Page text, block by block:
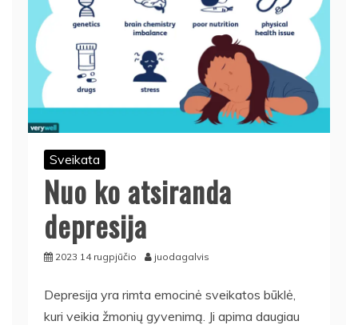
Sveikata
Nuo ko atsiranda
depresija
2023 14 rugpjūčio juodagalvis
Depresija yra rimta emocinė sveikatos būklė,
kuri veikia žmonių gyvenimą. Ji apima daugiau